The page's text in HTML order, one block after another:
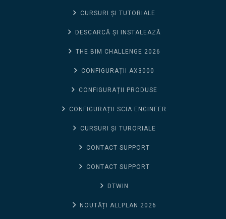
CURSURI ȘI TUTORIALE
DESCARCĂ ȘI INSTALEAZĂ
THE BIM CHALLENGE 2026
CONFIGURAȚII AX3000
CONFIGURAȚII PRODUSE
CONFIGURAȚII SCIA ENGINEER
CURSURI ȘI TURORIALE
CONTACT SUPPORT
CONTACT SUPPORT
DTWIN
NOUTĂȚI ALLPLAN 2026